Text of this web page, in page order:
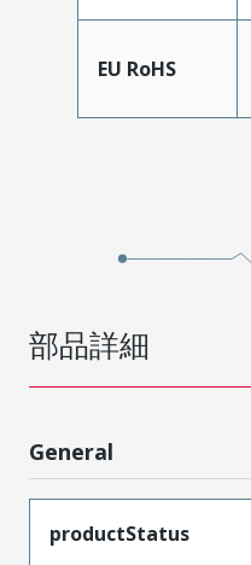
EU RoHS
部品詳細
General
productStatus